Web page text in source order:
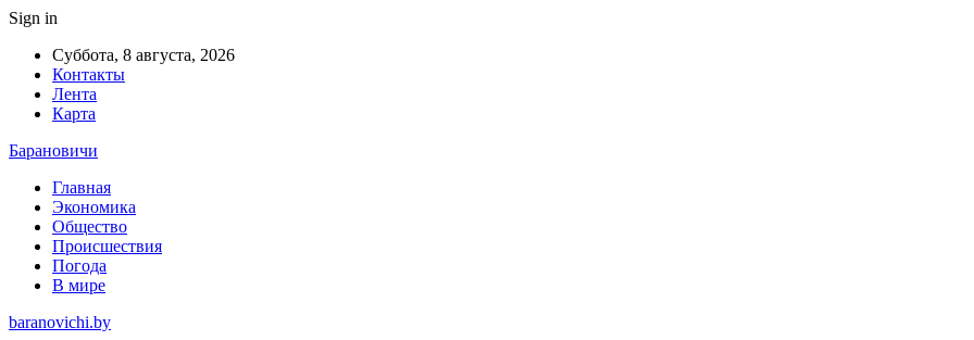
Sign in
Суббота, 8 августа, 2026
Контакты
Лента
Карта
Барановичи
Главная
Экономика
Общество
Происшествия
Погода
В мире
baranovichi.by